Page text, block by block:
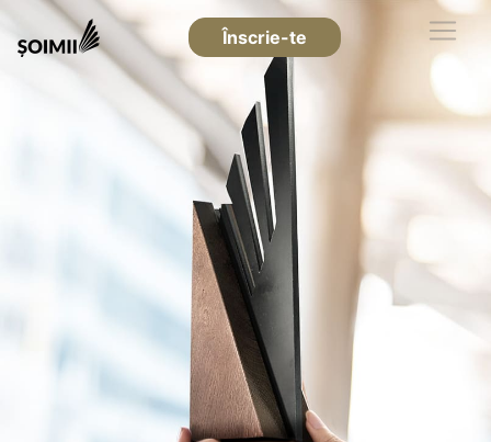
Înscrie-te